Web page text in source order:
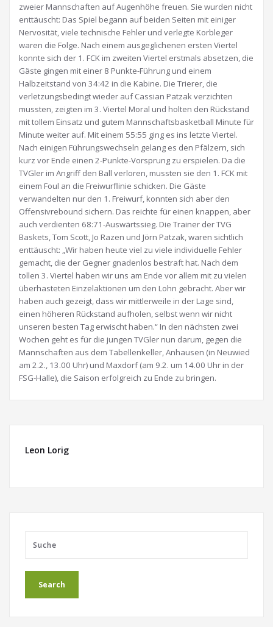
zweier Mannschaften auf Augenhöhe freuen. Sie wurden nicht
enttäuscht: Das Spiel begann auf beiden Seiten mit einiger
Nervosität, viele technische Fehler und verlegte Korbleger
waren die Folge. Nach einem ausgeglichenen ersten Viertel
konnte sich der 1. FCK im zweiten Viertel erstmals absetzen, die
Gäste gingen mit einer 8 Punkte-Führung und einem
Halbzeitstand von 34:42 in die Kabine. Die Trierer, die
verletzungsbedingt wieder auf Cassian Patzak verzichten
mussten, zeigten im 3. Viertel Moral und holten den Rückstand
mit tollem Einsatz und gutem Mannschaftsbasketball Minute für
Minute weiter auf. Mit einem 55:55 ging es ins letzte Viertel.
Nach einigen Führungswechseln gelang es den Pfälzern, sich
kurz vor Ende einen 2-Punkte-Vorsprung zu erspielen. Da die
TVGler im Angriff den Ball verloren, mussten sie den 1. FCK mit
einem Foul an die Freiwurflinie schicken. Die Gäste
verwandelten nur den 1. Freiwurf, konnten sich aber den
Offensivrebound sichern. Das reichte für einen knappen, aber
auch verdienten 68:71-Auswärtssieg. Die Trainer der TVG
Baskets, Tom Scott, Jo Razen und Jörn Patzak, waren sichtlich
enttäuscht: „Wir haben heute viel zu viele individuelle Fehler
gemacht, die der Gegner gnadenlos bestraft hat. Nach dem
tollen 3. Viertel haben wir uns am Ende vor allem mit zu vielen
überhasteten Einzelaktionen um den Lohn gebracht. Aber wir
haben auch gezeigt, dass wir mittlerweile in der Lage sind,
einen höheren Rückstand aufholen, selbst wenn wir nicht
unseren besten Tag erwischt haben.“ In den nächsten zwei
Wochen geht es für die jungen TVGler nun darum, gegen die
Mannschaften aus dem Tabellenkeller, Anhausen (in Neuwied
am 2.2., 13.00 Uhr) und Maxdorf (am 9.2. um 14.00 Uhr in der
FSG-Halle), die Saison erfolgreich zu Ende zu bringen.
Leon Lorig